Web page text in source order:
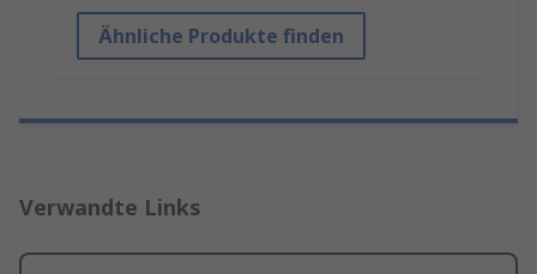
Ähnliche Produkte finden
Verwandte Links